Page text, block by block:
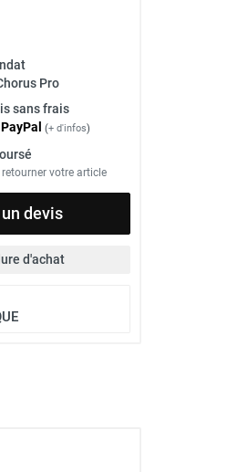
Pro
sans frais
PayPal (+ d'infos)
votre article
devis
d'achat